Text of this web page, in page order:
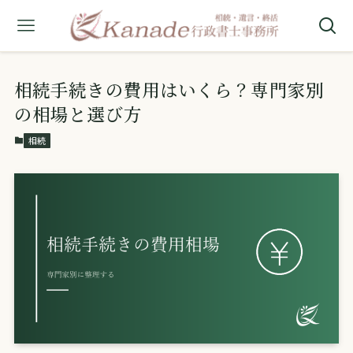
相続手続きの費用はいくら？専門家別
の相場と選び方
相続